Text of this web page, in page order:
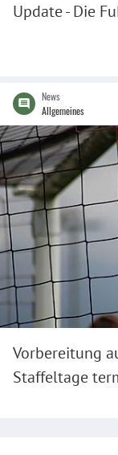
Update - Die
News
Allgemeines
Vorbereitung
Staffeltage